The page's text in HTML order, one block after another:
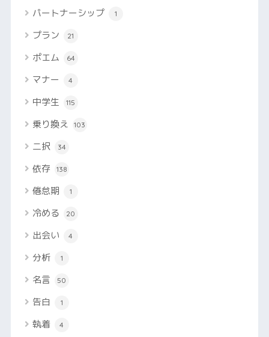
パートナーシップ 1
プラン 21
ポエム 64
マナー 4
中学生 115
乗り換え 103
二択 34
依存 138
倦怠期 1
冷める 20
出会い 4
分析 1
名言 50
告白 1
執着 4